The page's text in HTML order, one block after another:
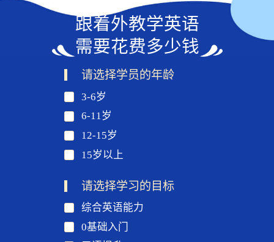
跟着外教学英语
需要花费多少钱
请选择学员的年龄
3-6岁
6-11岁
12-15岁
15岁以上
请选择学习的目标
综合英语能力
0基础入门